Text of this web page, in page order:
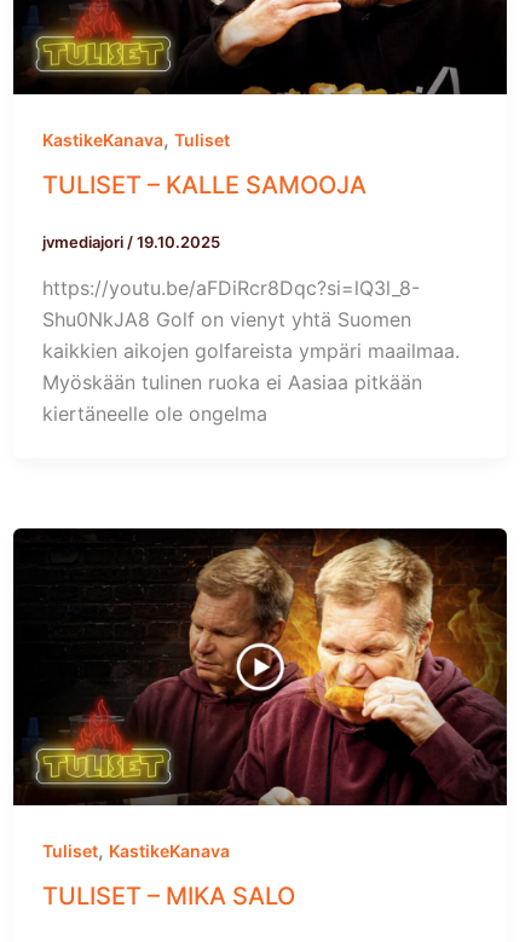
KastikeKanava, Tuliset
TULISET – KALLE SAMOOJA
jvmediajori/19.10.2025
https://youtu.be/aFDiRcr8Dqc?si=lQ3l_8-
Shu0NkJA8 Golf on vienyt yhtä Suomen
kaikkien aikojen golfareista ympäri maailmaa.
Myöskään tulinen ruoka ei Aasiaa pitkään
kiertäneelle ole ongelma
Tuliset, KastikeKanava
TULISET – MIKA SALO